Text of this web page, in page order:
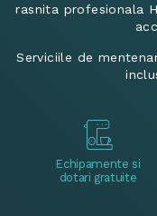
rasnita profesionala
Serviciile de
Echipamente si
dotari gratuite